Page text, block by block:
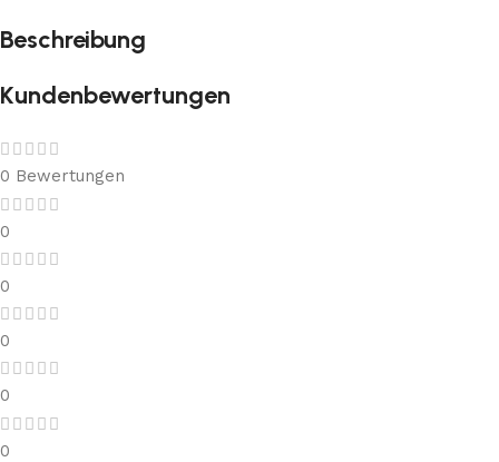
Beschreibung
Kundenbewertungen
0 Bewertungen
0
0
0
0
0